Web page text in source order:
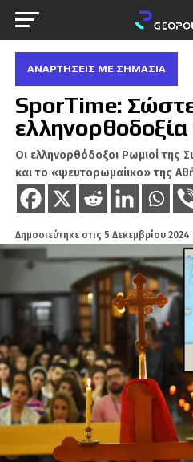
ΑΝΑΡΤΗΣΕΙΣ ΜΕ ΣΗΜΑΣΙΑ
SporTime:
Οι ελληνορθόδοξοι Ρωμιοί της
και το «ψευτορωμαίικο» της
Δημοσιεύτηκε στις 5 Δεκεμβρίου 2024